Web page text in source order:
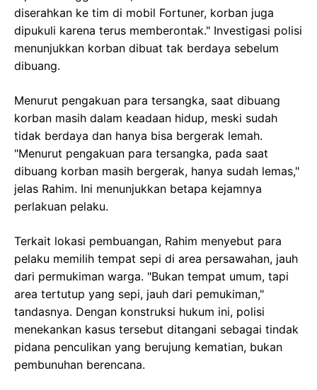
diserahkan ke tim di mobil Fortuner, korban juga
dipukuli karena terus memberontak." Investigasi polisi
menunjukkan korban dibuat tak berdaya sebelum
dibuang.
Menurut pengakuan para tersangka, saat dibuang
korban masih dalam keadaan hidup, meski sudah
tidak berdaya dan hanya bisa bergerak lemah.
"Menurut pengakuan para tersangka, pada saat
dibuang korban masih bergerak, hanya sudah lemas,"
jelas Rahim. Ini menunjukkan betapa kejamnya
perlakuan pelaku.
Terkait lokasi pembuangan, Rahim menyebut para
pelaku memilih tempat sepi di area persawahan, jauh
dari permukiman warga. "Bukan tempat umum, tapi
area tertutup yang sepi, jauh dari pemukiman,"
tandasnya. Dengan konstruksi hukum ini, polisi
menekankan kasus tersebut ditangani sebagai tindak
pidana penculikan yang berujung kematian, bukan
pembunuhan berencana.